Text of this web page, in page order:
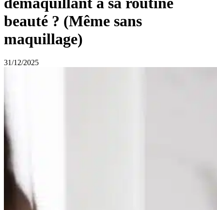
beauté ? (Même sans
maquillage)
31/12/2025